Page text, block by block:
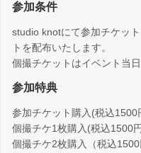
参加条件
studio knotにて参加チケッ
トを配布いたします。
個撮チケットはイベント当
参加特典
参加チケット購入(税込
個撮チケ1枚購入(税込1500
個撮チケ2枚購入（税込